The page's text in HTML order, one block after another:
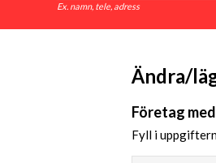
Ex. namn, tele, adress
Ändra/
Företag
Fyll i